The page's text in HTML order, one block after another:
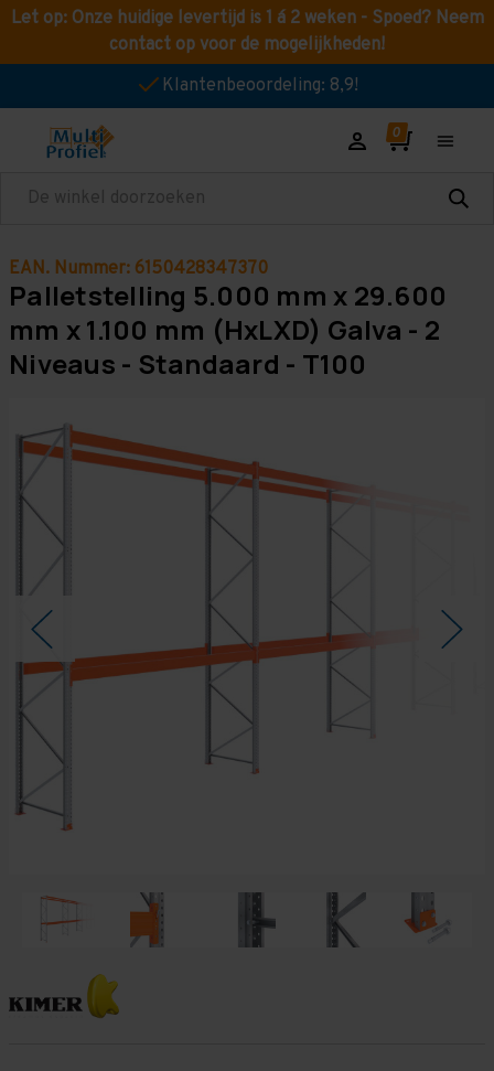
Let op: Onze huidige levertijd is 1 á 2 weken - Spoed? Neem
contact op voor de mogelijkheden!
Klantenbeoordeling: 8,9!
Zoeken
EAN. Nummer: 6150428347370
Palletstelling 5.000 mm x 29.600
mm x 1.100 mm (HxLXD) Galva - 2
Niveaus - Standaard - T100